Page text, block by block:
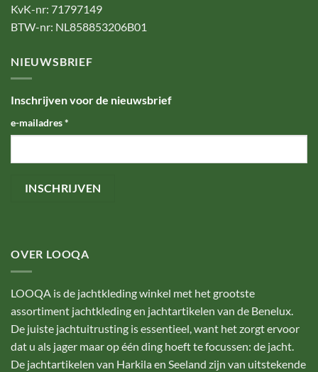
KvK-nr: 71797149
BTW-nr: NL858853206B01
NIEUWSBRIEF
Inschrijven voor de nieuwsbrief
e-mailadres*
OVER LOOQA
LOOQA is de jachtkleding winkel met het grootste
assortiment jachtkleding en jachtartikelen van de Benelux.
De juiste jachtuitrusting is essentieel, want het zorgt ervoor
dat u als jager maar op één ding hoeft te focussen: de jacht.
De jachtartikelen van Harkila en Seeland zijn van uitstekende